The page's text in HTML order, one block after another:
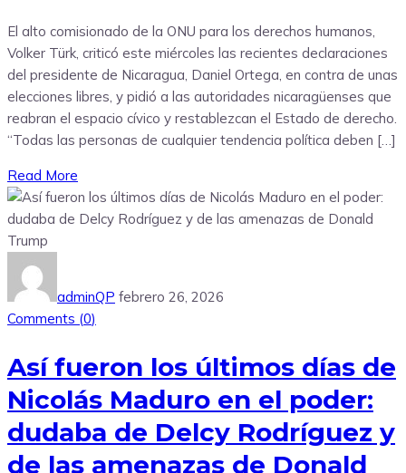
El alto comisionado de la ONU para los derechos humanos,
Volker Türk, criticó este miércoles las recientes declaraciones
del presidente de Nicaragua, Daniel Ortega, en contra de unas
elecciones libres, y pidió a las autoridades nicaragüenses que
reabran el espacio cívico y restablezcan el Estado de derecho.
“Todas las personas de cualquier tendencia política deben […]
Read More
adminQP febrero 26, 2026
Comments (0)
Así fueron los últimos días de
Nicolás Maduro en el poder:
dudaba de Delcy Rodríguez y
de las amenazas de Donald